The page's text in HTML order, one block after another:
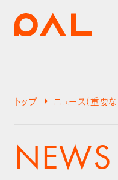
トップ arrow_right ニュース(重要
NEWS